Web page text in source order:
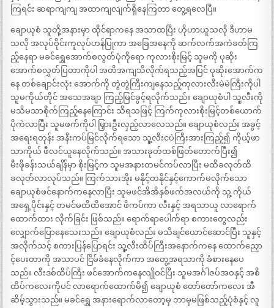
ကြရင်း ဆရာကျကျ အထာကျလျက်ရှိနေကြတာ တွေ့ရလေပြီ။
ချောယုစံ သူတို့အနားမှာ ထိုင်ရာကနေ အသာထပြီး ဟိုဟာယူသလို ဒီဟာမ
သလို အလုပ်ဝိုင်းကူလုပ်ဟန်ပြုကာ အခြေအနေကို ဆက်လက်အကဲခတ်ကြ
ည့်နေရာ မခင်ရွှေအောက်စလွတ်ပုံကိုရော ကုလားစိုးမြင့် သူမကို ပုဆိုး
အောက်စလွှတ်ပြတာကိုပါ အတိအကျသိလိုက်ရသည့်အပြင် ပုဆိုးအောက်က
နေ တစ်ချောင်းလုံး အောက်ကို တွဲတွဲကြီးကျနေသည့်ကုလားလီးမဲမဲကြီးကိုပါ
သူမကိုယ်တိုင် အသေအချာ ကြည့်မြင်ခွင့်ရလိုက်သည်။ ချောယုစံပါ သူ့လီးကို
မသိမသာစိုက်ကြည့်နေကြောင်း သိရသဖြင့် ကြက်ကုလားစိုးမြင့်တစ်ယောက်
ပိုကဲလာပြီး သူမဖက်ကိုပါ မြှားဦးလှည့်လာလေသည်။ ချောယုစံလည်း အခွင့်
အရေးရတုန်း အနီးကပ်မြင်လိုက်ရသော သူ့လီးငပဲကြီးအားကြည့်၍ ကိုယ့်ဖာ
သာကိုယ် ဖီလင်ယူနေလိုက်သည်။ အသားခုတ်ထစ်ဖြတ်တောက်ပြီး၍
မီးဖိုခန်းသယ်ချိန်မှာ စိုးမြင့်က သူမအနားတမင်ကပ်လာပြီး မထိခလုတ်ထိ
ခလုတ်လာလုပ်သည်။ ကြက်သားအိုး မနိုင့်တနိုင်နှင့်ကောက်မလိုက်သော
ချောယုစံဖင်နောက်ကနေလာပြီး သူမဖင်အိအိနှစ်ဖက်အလယ်ကို သူ့ ကိုယ်
အရှေ့ပိုင်းနှင့် တမင်မထိထိအောင် ဖိကပ်ကာ လီးနှင့် အရသာယူ လာရောက်
ထောက်ထား လိုက်ခြင်း ဖြစ်သည်။ ရောက်ရာပေါက်ရာ စကားတွေလည်း
လျှောက်ပြောနေသေးသည်။ ချောယုစံလည်း မသိချင်ယောင်ဆောင်ပြီး သူနှင့်
အလိုက်သင့် စကားပြန်ပြောရင်း သူ့လီးထိပ်ကြီးအနောက်ကနေ ထောက်ညှော
င့်ပေးတာကို အသာပင် ငြိမ်ခံနေလိုက်ကာ အတွေ့အရသာကို ခံစားနေပေ
သည်။ လီးဒစ်ထိပ်ကြီး ဖင်အောက်ကနေလျိုဝင်ပြီး သူမအင်္ဂါဇပ်အဝနှင့် အစိ
ထိပ်ကလေးကိုပင် လာရောက်ထောက်မိ၍ ချောယုစံ တော်တော်ကလေး အီ
ဆိမ့်သွားသည်။ မခင်ရွှေ အနားရောက်လာတော့မှ ဘာမှမဖြစ်သည့်ပုံစံနှင့် လူ